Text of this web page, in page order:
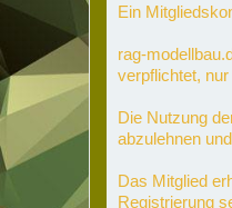
Ein
rag-
verpflichtet,
Die Nutzung
abzulehnen
Das Mitglied
Registrierung